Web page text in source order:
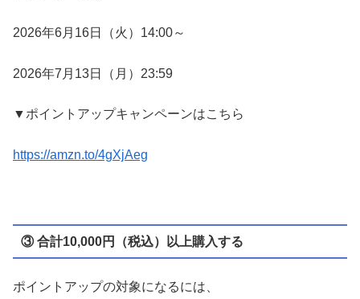
2026年6月16日（火）14:00～
2026年7月13日（月）23:59
▼ポイントアップキャンペーンはこちら
https://amzn.to/4gXjAeg
③ 合計10,000円（税込）以上購入する
ポイントアップの対象になるには、